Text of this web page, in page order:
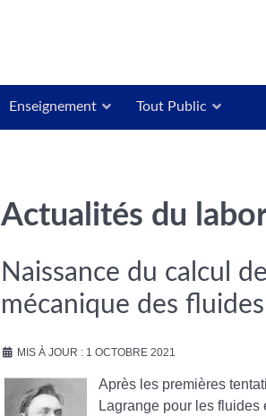
Enseignement Tout Public
Actualités du
Naissance du calcul
mécanique des fluides
MIS À JOUR : 1 OCTOBRE 2021
Après les premières
Lagrange pour les